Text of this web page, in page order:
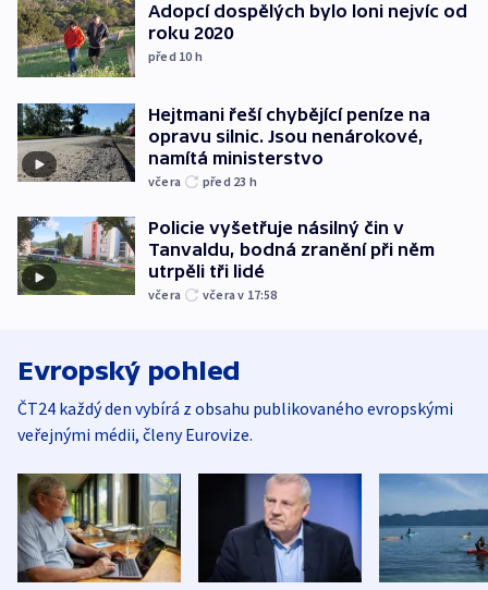
Adopcí dospělých bylo loni nejvíc od
roku 2020
před 10 h
Hejtmani řeší chybějící peníze na
opravu silnic. Jsou nenárokové,
namítá ministerstvo
včera před 23 h
Policie vyšetřuje násilný čin v
Tanvaldu, bodná zranění při něm
utrpěli tři lidé
včera včera v 17:58
Evropský pohled
ČT24 každý den vybírá z obsahu publikovaného evropskými
veřejnými médii, členy Eurovize.